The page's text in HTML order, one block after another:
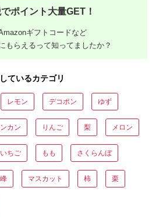
ポイント大量GET！
ギフトコードなど
もらえるって知ってましたか？
ているカテゴリ
レモン デコポン ゆず
カン りんご 梨 メロン
いちご もも さくらんぼ
マスカット 柿 栗